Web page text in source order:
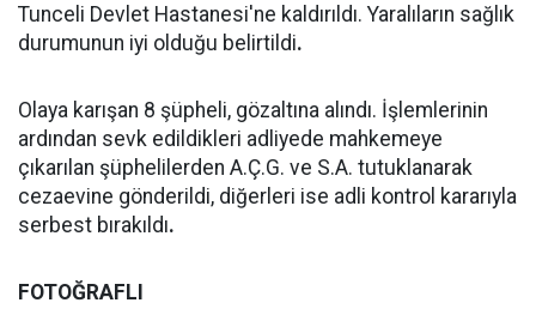
Tunceli Devlet Hastanesi'ne kaldırıldı. Yaralıların sağlık
durumunun iyi olduğu belirtildi.
Olaya karışan 8 şüpheli, gözaltına alındı. İşlemlerinin
ardından sevk edildikleri adliyede mahkemeye
çıkarılan şüphelilerden A.Ç.G. ve S.A. tutuklanarak
cezaevine gönderildi, diğerleri ise adli kontrol kararıyla
serbest bırakıldı.
FOTOĞRAFLI